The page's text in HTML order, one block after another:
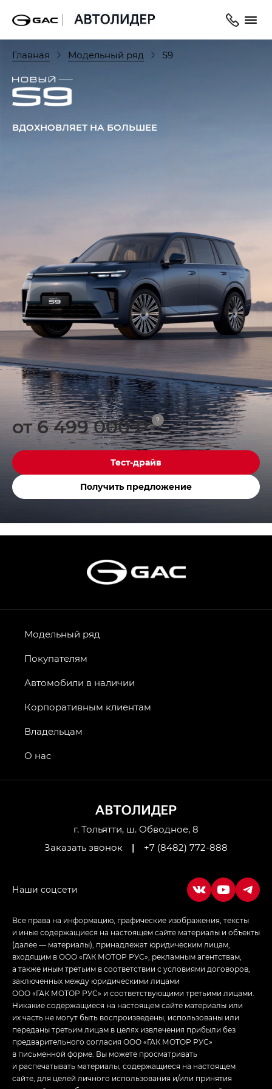
Главная Модельный ряд S9
ВДОХНОВЛЯЕТ НА БОЛЬШЕЕ
от 6 499 000 ₽ ?
Тест-драйв
Получить предложение
г. Тольятти, ш. Обводное, 8
Заказать звонок
| +7 (8482) 772-888
Модельный ряд
Покупателям
Автомобили в наличии
Корпоративным клиентам
Владельцам
О нас
Все права на информацию, графические изображения, тексты
и иные содержащиеся на настоящем сайте материалы и объекты
(далее — материалы), принадлежат юридическим лицам,
входящим в ООО «ГАК МОТОР РУС», рекламным агентствам,
а также иным третьим в соответствии с условиями договоров,
заключенных между юридическими лицами
ООО «ГАК МОТОР РУС» и соответствующими третьими лицами.
Никакие содержащиеся на настоящем сайте материалы или
их часть не могут быть воспроизведены, использованы или
переданы третьим лицам в целях извлечения прибыли без
предварительного согласия ООО «ГАК МОТОР РУС»
в письменной форме. Вы можете просматривать
и распечатывать материалы, содержащиеся на настоящем
сайте, для целей личного использования и/или принятия